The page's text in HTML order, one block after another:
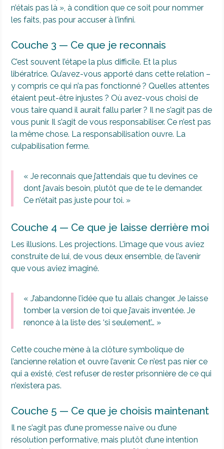
n’étais pas là », à condition que ce soit pour nommer
les faits, pas pour accuser à l’infini.
Couche 3 — Ce que je reconnais
C’est souvent l’étape la plus difficile. Et la plus
libératrice. Qu’avez-vous apporté dans cette relation –
y compris ce qui n’a pas fonctionné ? Quelles attentes
étaient peut-être injustes ? Où avez-vous choisi de
vous taire quand il aurait fallu parler ? Il ne s’agit pas de
vous punir. Il s’agit de vous responsabiliser. Ce n’est pas
la même chose. La responsabilisation ouvre. La
culpabilisation ferme.
« Je reconnais que j’attendais que tu devines ce
dont j’avais besoin, plutôt que de te le demander.
Ce n’était pas juste pour toi. »
Couche 4 — Ce que je laisse derrière moi
Les illusions. Les projections. L’image que vous aviez
construite de lui, de vous deux ensemble, de l’avenir
que vous aviez imaginé.
« J’abandonne l’idée que tu allais changer. Je laisse
tomber la version de toi que j’avais inventée. Je
renonce à la liste des ‘si seulement’… »
Cette couche mène à la clôture symbolique de
l’ancienne relation et ouvre l’avenir. Ce n’est pas nier ce
qui a existé, c’est refuser de rester prisonnière de ce qui
n’existera pas.
Couche 5 — Ce que je choisis maintenant
Il ne s’agit pas d’une promesse naïve ou d’une
résolution performative, mais plutôt d’une intention